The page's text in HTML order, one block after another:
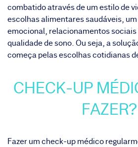
combatido através de um estilo de
escolhas alimentares saudáveis,
emocional, relacionamentos sociais
qualidade de sono. Ou seja, a
começa pelas escolhas cotidianas
CHECK-UP
FAZER?
Fazer umcheck-up médico